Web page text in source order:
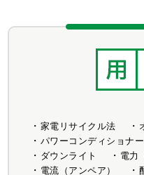
家電リサイクル法
パワーコンディショナー
ダウンライト
電力
電流（アンペア）